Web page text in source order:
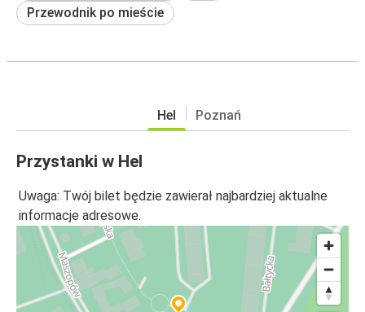
Przewodnik po mieście
Hel Poznań
Przystanki w Hel
Uwaga: Twój bilet będzie zawierał najbardziej aktualne
informacje adresowe.